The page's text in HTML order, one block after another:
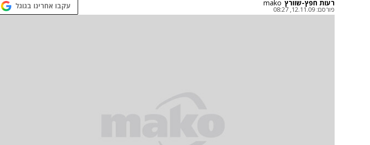
רעות חפץ-שוורץ mako
פורסם: 12.11.09, 08:27 עקבו אחרינו בגוגל